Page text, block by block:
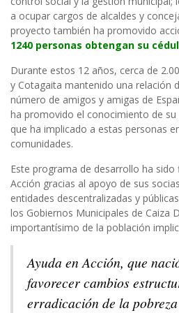
a ocupar cargos de alcaldes y
proyecto también ha promovido
1240 personas obtengan su
Durante estos 12 años, cerca de
y Cotagaita mantenido una relación
número de amigos y amigas de
ha promovido el conocimiento de su
que ha implicado a estas personas
comunidades.
Este programa de desarrollo ha
Acción gracias al apoyo de sus
entidades descentralizadas y
los Gobiernos Municipales de Caiza
importantísimo de la población
Ayuda en Acción, que
favorecer cambios
erradicación de la